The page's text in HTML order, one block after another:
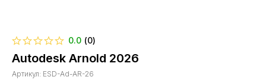
0.0 (0)
Autodesk Arnold 2026
Артикул: ESD-Ad-AR-26